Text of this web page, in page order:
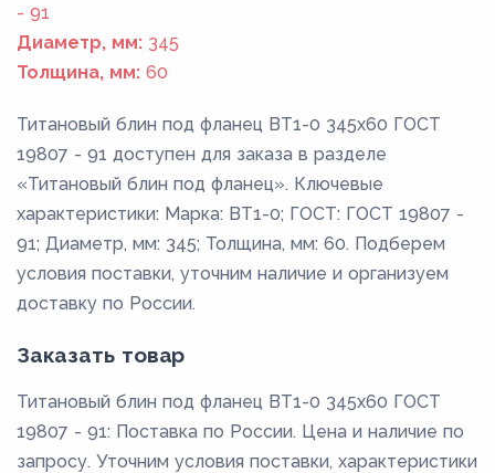
- 91
Диаметр, мм: 345
Толщина, мм: 60
Титановый блин под фланец ВТ1-0 345x60 ГОСТ
19807 - 91 доступен для заказа в разделе
«Титановый блин под фланец». Ключевые
характеристики: Марка: ВТ1-0; ГОСТ: ГОСТ 19807 -
91; Диаметр, мм: 345; Толщина, мм: 60. Подберем
условия поставки, уточним наличие и организуем
доставку по России.
Заказать товар
Титановый блин под фланец ВТ1-0 345x60 ГОСТ
19807 - 91: Поставка по России. Цена и наличие по
запросу. Уточним условия поставки, характеристики